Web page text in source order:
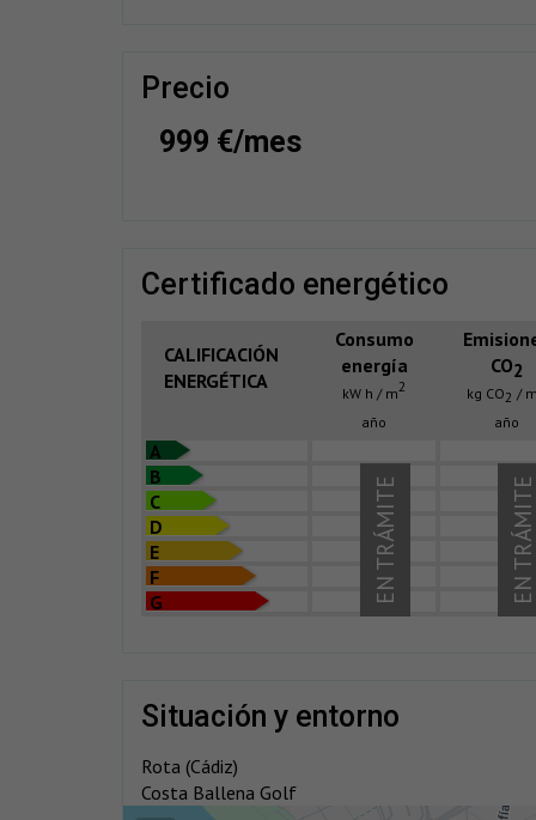
precio
999 €/mes
certificado energético
CALIFICACIÓN
ENERGÉTICA
Consumo
energía
kW h / m2
año
CO2
kg CO2 / m
año
A
B
C
D
E
F
G
EN TRÁMITE
EN TRÁMITE
situación y entorno
Rota (Cádiz)
Costa Ballena Golf